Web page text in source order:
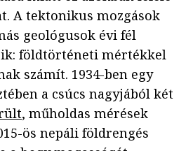
A tektonikus mozgások
geológusok évi fél
földtörténeti mértékkel
számít. 1934-ben egy
a csúcs nagyjából két
, műholdas mérések
ös nepáli földrengés